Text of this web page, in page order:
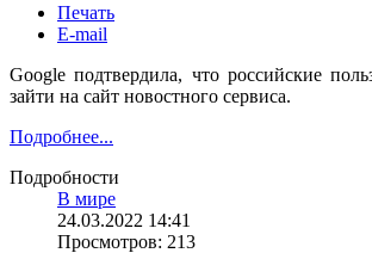
Печать
E-mail
Google подтвердила, что российские
зайти на сайт новостного сервиса.
Подробнее...
Подробности
В мире
24.03.2022 14:41
Просмотров: 213